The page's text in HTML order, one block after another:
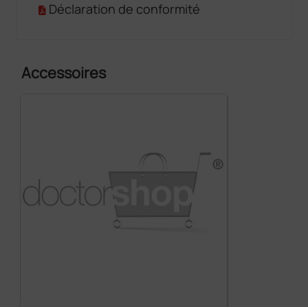
Déclaration de conformité
Accessoires